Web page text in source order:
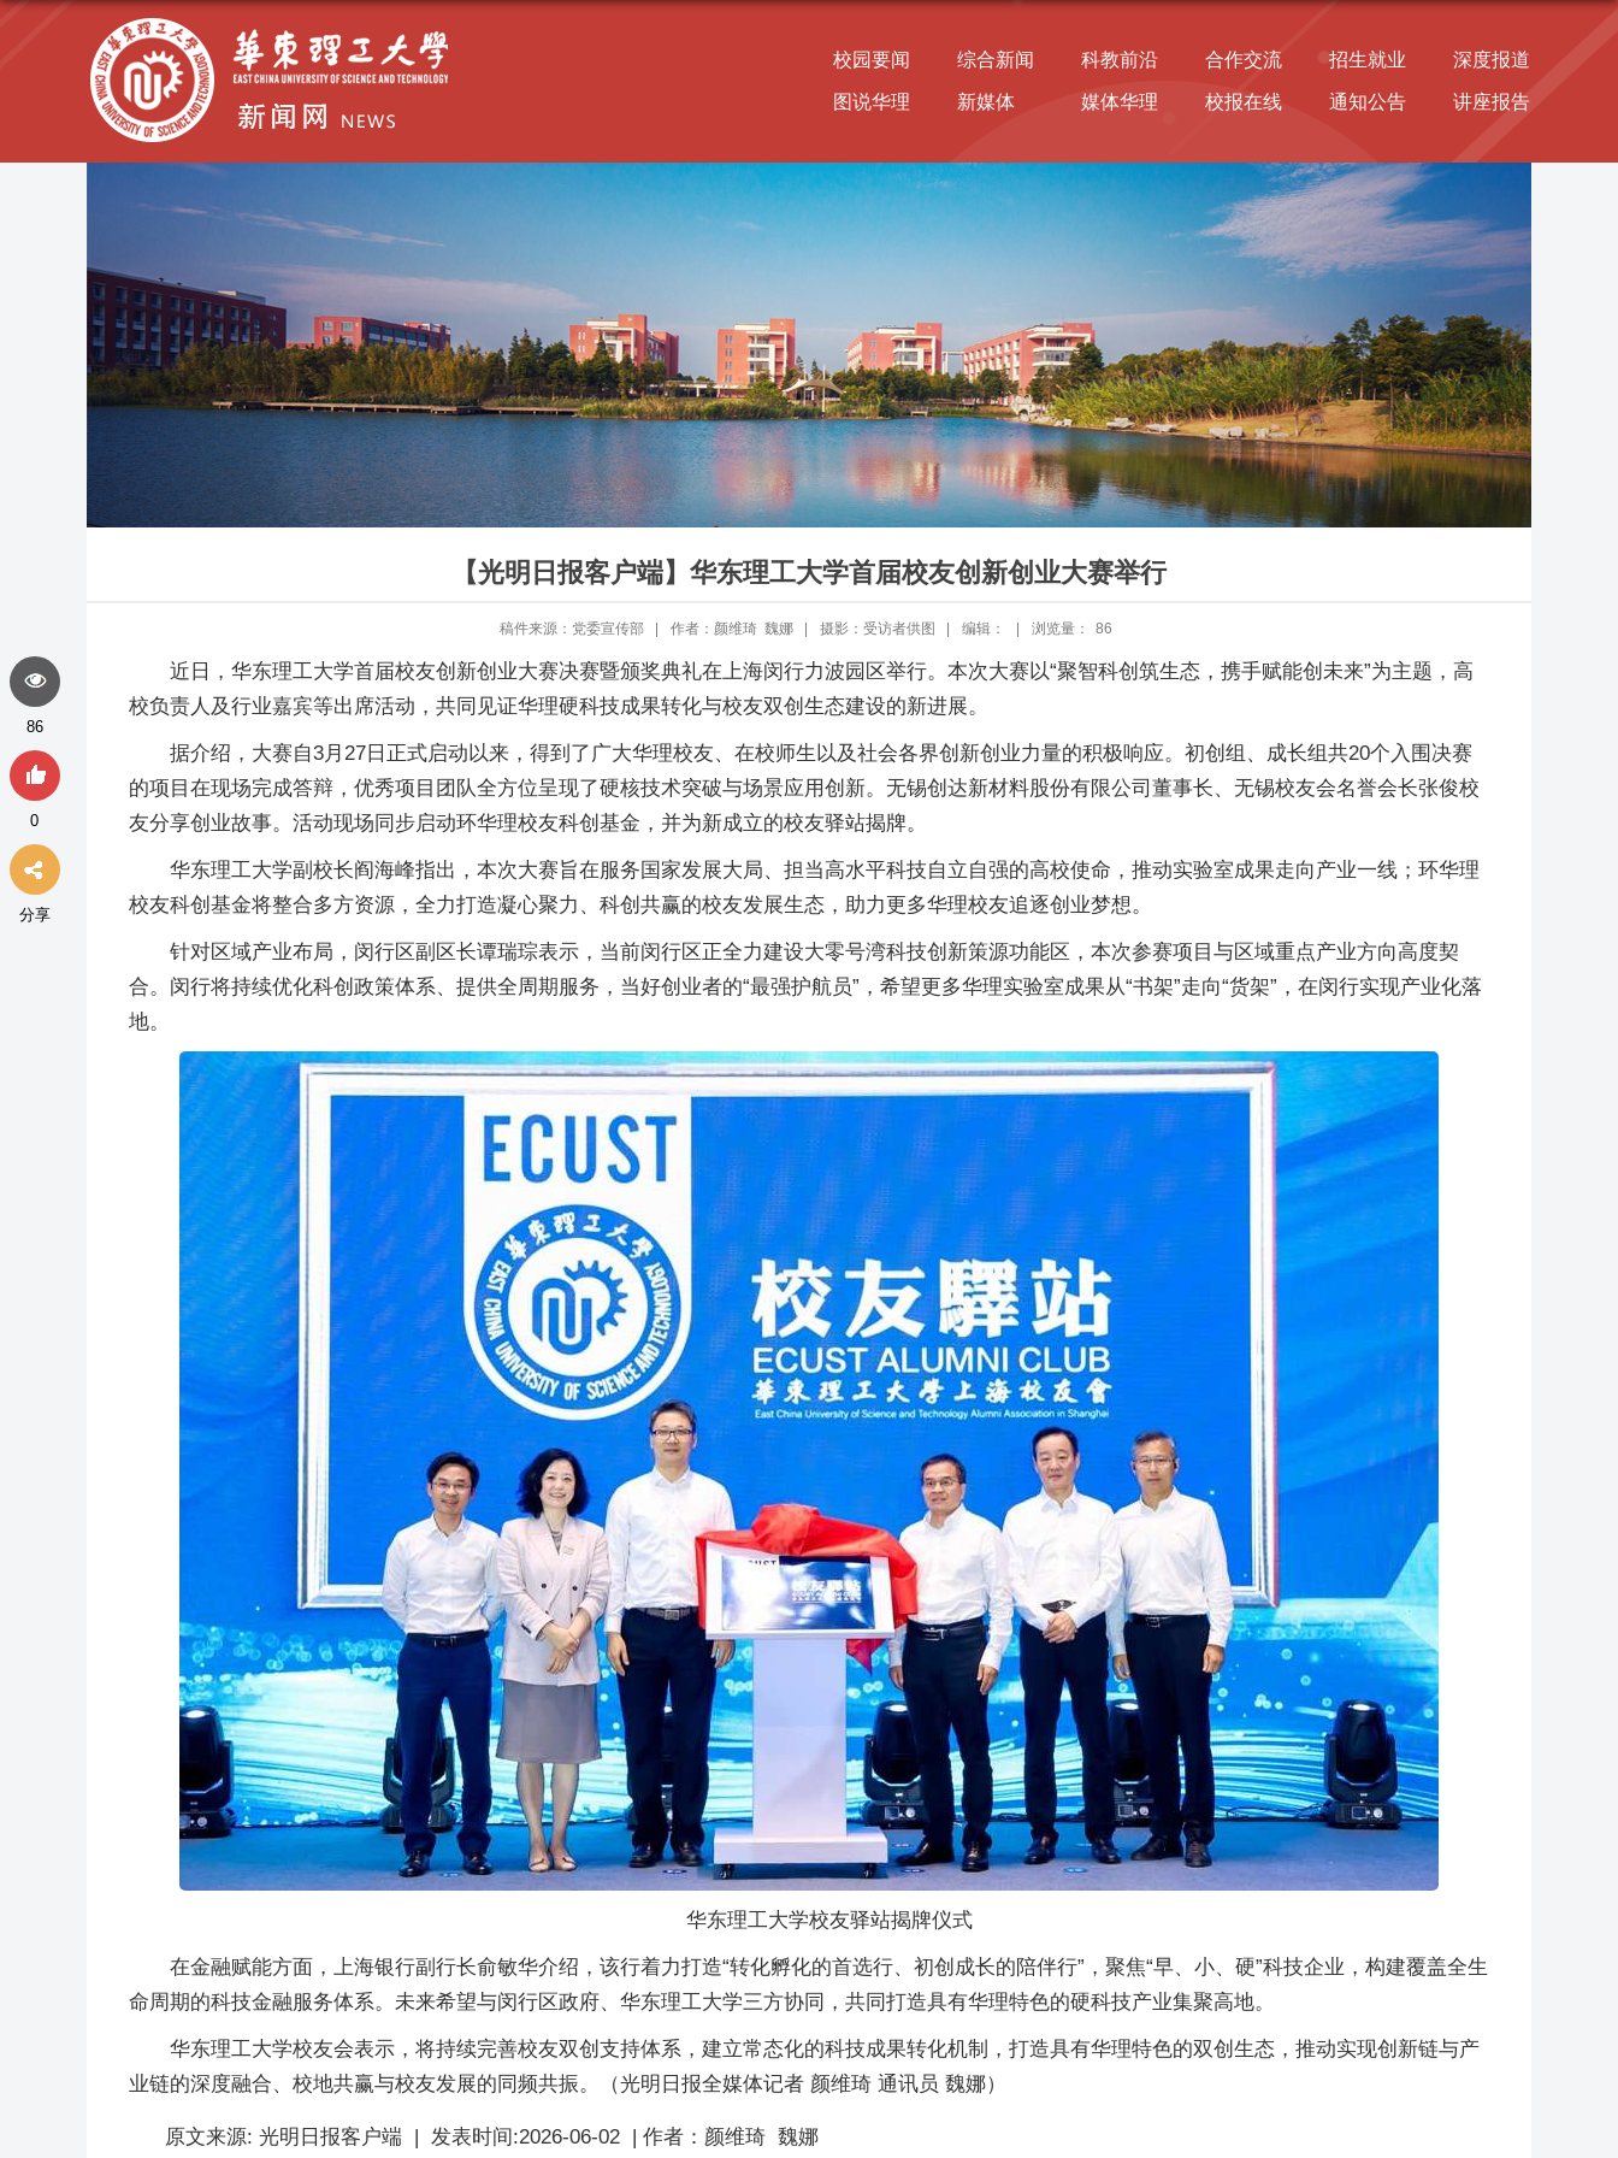
校园要闻 综合新闻 科教前沿 合作交流 招生就业 深度报道
图说华理 新媒体 媒体华理 校报在线 通知公告 讲座报告
【光明日报客户端】华东理工大学首届校友创新创业大赛举行
稿件来源：党委宣传部 | 作者：颜维琦 魏娜 | 摄影：受访者供图 | 编辑： | 浏览量： 86
近日，华东理工大学首届校友创新创业大赛决赛暨颁奖典礼在上海闵行力波园区举行。本次大赛以“聚智科创筑生态，携手赋能创未来”为主题，高
校负责人及行业嘉宾等出席活动，共同见证华理硬科技成果转化与校友双创生态建设的新进展。
据介绍，大赛自3月27日正式启动以来，得到了广大华理校友、在校师生以及社会各界创新创业力量的积极响应。初创组、成长组共20个入围决赛
的项目在现场完成答辩，优秀项目团队全方位呈现了硬核技术突破与场景应用创新。无锡创达新材料股份有限公司董事长、无锡校友会名誉会长张俊校
友分享创业故事。活动现场同步启动环华理校友科创基金，并为新成立的校友驿站揭牌。
华东理工大学副校长阎海峰指出，本次大赛旨在服务国家发展大局、担当高水平科技自立自强的高校使命，推动实验室成果走向产业一线；环华理
校友科创基金将整合多方资源，全力打造凝心聚力、科创共赢的校友发展生态，助力更多华理校友追逐创业梦想。
针对区域产业布局，闵行区副区长谭瑞琮表示，当前闵行区正全力建设大零号湾科技创新策源功能区，本次参赛项目与区域重点产业方向高度契
合。闵行将持续优化科创政策体系、提供全周期服务，当好创业者的“最强护航员”，希望更多华理实验室成果从“书架”走向“货架”，在闵行实现产业化落
地。
华东理工大学校友驿站揭牌仪式
在金融赋能方面，上海银行副行长俞敏华介绍，该行着力打造“转化孵化的首选行、初创成长的陪伴行”，聚焦“早、小、硬”科技企业，构建覆盖全生
命周期的科技金融服务体系。未来希望与闵行区政府、华东理工大学三方协同，共同打造具有华理特色的硬科技产业集聚高地。
华东理工大学校友会表示，将持续完善校友双创支持体系，建立常态化的科技成果转化机制，打造具有华理特色的双创生态，推动实现创新链与产
业链的深度融合、校地共赢与校友发展的同频共振。（光明日报全媒体记者 颜维琦 通讯员 魏娜）
原文来源: 光明日报客户端 | 发表时间:2026-06-02 | 作者： 颜维琦 魏娜
86
0
分享